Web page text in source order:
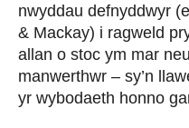
nwyddau defnyddwyr
& Mackay) i ragweld
allan o stoc ym mar
manwerthwr – sy’n
yr wybodaeth honno